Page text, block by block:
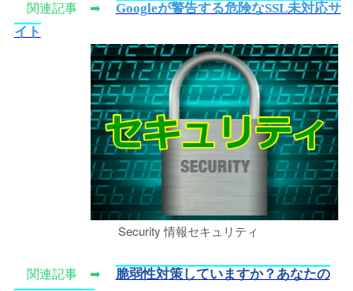
関連記事 ➡
Googleが警告する危険なSSL未対応サ
イト
Security 情報セキュリティ
関連記事 ➡
脆弱性対策していますか？あなたの